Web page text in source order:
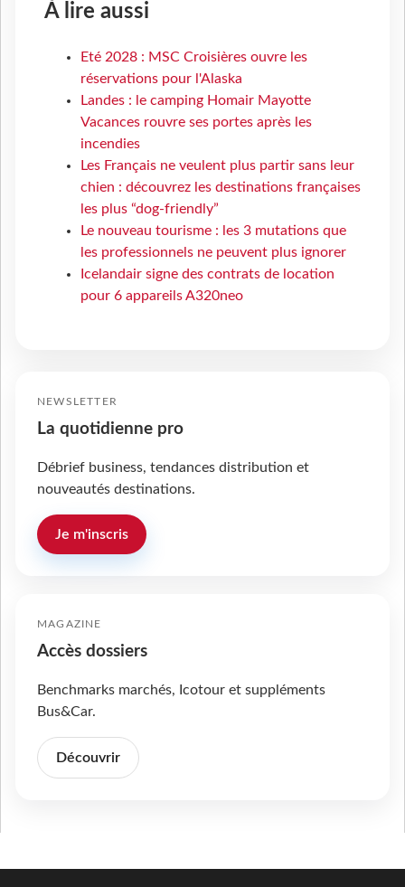
À lire aussi
Eté 2028 : MSC Croisières ouvre les
réservations pour l'Alaska
Landes : le camping Homair Mayotte
Vacances rouvre ses portes après les
incendies
Les Français ne veulent plus partir sans leur
chien : découvrez les destinations françaises
les plus “dog-friendly”
Le nouveau tourisme : les 3 mutations que
les professionnels ne peuvent plus ignorer
Icelandair signe des contrats de location
pour 6 appareils A320neo
NEWSLETTER
La quotidienne pro
Débrief business, tendances distribution et
nouveautés destinations.
Je m'inscris
MAGAZINE
Accès dossiers
Benchmarks marchés, Icotour et suppléments
Bus&Car.
Découvrir